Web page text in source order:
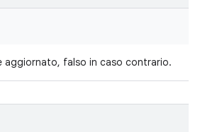
aggiornato, falso in caso contrario.